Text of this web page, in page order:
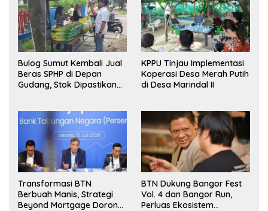
Bulog Sumut Kembali Jual
Beras SPHP di Depan
Gudang, Stok Dipastikan
KPPU Tinjau Implementasi
Koperasi Desa Merah Putih
di Desa Marindal II
Transformasi BTN
Berbuah Manis, Strategi
Beyond Mortgage Dorong
BTN Dukung Bangor Fest
Vol. 4 dan Bangor Run,
Perluas Ekosistem